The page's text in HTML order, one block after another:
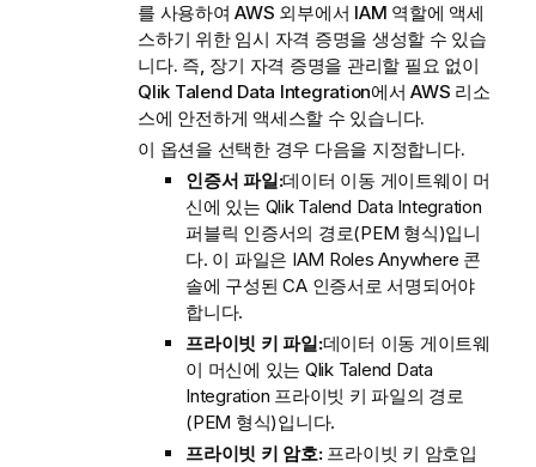
를 사용하여 AWS 외부에서 IAM 역할에 액세
스하기 위한 임시 자격 증명을 생성할 수 있습
니다. 즉, 장기 자격 증명을 관리할 필요 없이
Qlik Talend Data Integration에서 AWS 리소
스에 안전하게 액세스할 수 있습니다.
이 옵션을 선택한 경우 다음을 지정합니다.
인증서 파일:데이터 이동 게이트웨이 머
신에 있는 Qlik Talend Data Integration
퍼블릭 인증서의 경로(PEM 형식)입니
다. 이 파일은 IAM Roles Anywhere 콘
솔에 구성된 CA 인증서로 서명되어야
합니다.
프라이빗 키 파일:데이터 이동 게이트웨
이 머신에 있는 Qlik Talend Data
Integration 프라이빗 키 파일의 경로
(PEM 형식)입니다.
프라이빗 키 암호:프라이빗 키 암호입